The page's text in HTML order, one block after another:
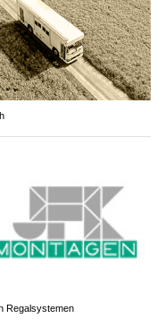
Regalsystemen